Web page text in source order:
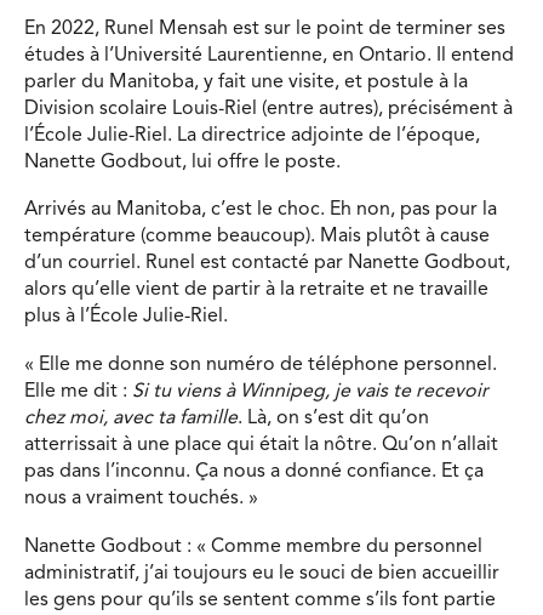
En 2022, Runel Mensah est sur le point de terminer ses
études à l’Université Laurentienne, en Ontario. Il entend
parler du Manitoba, y fait une visite, et postule à la
Division scolaire Louis-Riel (entre autres), précisément à
l’École Julie-Riel. La directrice adjointe de l’époque,
Nanette Godbout, lui offre le poste.
Arrivés au Manitoba, c’est le choc. Eh non, pas pour la
température (comme beaucoup). Mais plutôt à cause
d’un courriel. Runel est contacté par Nanette Godbout,
alors qu’elle vient de partir à la retraite et ne travaille
plus à l’École Julie-Riel.
« Elle me donne son numéro de téléphone personnel.
Elle me dit : Si tu viens à Winnipeg, je vais te recevoir
chez moi, avec ta famille. Là, on s’est dit qu’on
atterrissait à une place qui était la nôtre. Qu’on n’allait
pas dans l’inconnu. Ça nous a donné confiance. Et ça
nous a vraiment touchés. »
Nanette Godbout : « Comme membre du personnel
administratif, j’ai toujours eu le souci de bien accueillir
les gens pour qu’ils se sentent comme s’ils font partie